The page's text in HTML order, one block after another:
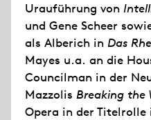
Urauführung von
und Gene Scheer
als Alberich in Das
Mayes u.a. an die
Councilman in der
Mazzolis Breaking the
Opera in der